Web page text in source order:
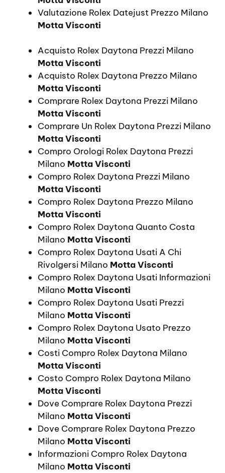
Valutazione Rolex Datejust Prezzo Milano
Motta Visconti
Acquisto Rolex Daytona Prezzi Milano
Motta Visconti
Acquisto Rolex Daytona Prezzo Milano
Motta Visconti
Comprare Rolex Daytona Prezzi Milano
Motta Visconti
Comprare Un Rolex Daytona Prezzi Milano
Motta Visconti
Compro Orologi Rolex Daytona Prezzi
Milano Motta Visconti
Compro Rolex Daytona Prezzi Milano
Motta Visconti
Compro Rolex Daytona Prezzo Milano
Motta Visconti
Compro Rolex Daytona Quanto Costa
Milano Motta Visconti
Compro Rolex Daytona Usati A Chi
Rivolgersi Milano Motta Visconti
Compro Rolex Daytona Usati Informazioni
Milano Motta Visconti
Compro Rolex Daytona Usati Prezzi
Milano Motta Visconti
Compro Rolex Daytona Usato Prezzo
Milano Motta Visconti
Costi Compro Rolex Daytona Milano
Motta Visconti
Costo Compro Rolex Daytona Milano
Motta Visconti
Dove Comprare Rolex Daytona Prezzi
Milano Motta Visconti
Dove Comprare Rolex Daytona Prezzo
Milano Motta Visconti
Informazioni Compro Rolex Daytona
Milano Motta Visconti